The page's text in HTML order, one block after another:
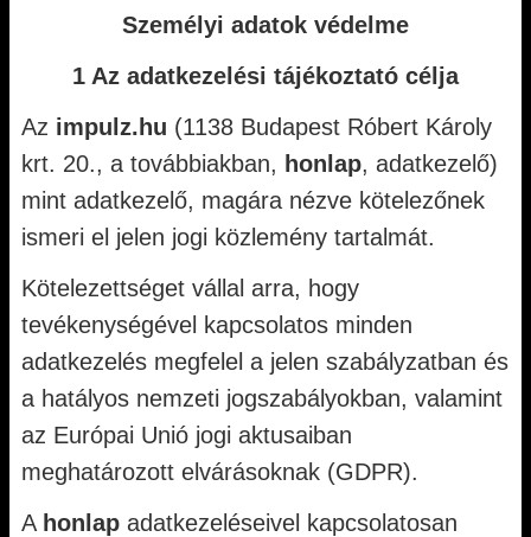
Személyi adatok védelme
1 Az adatkezelési tájékoztató célja
Az impulz.hu (1138 Budapest Róbert Károly
krt. 20., a továbbiakban, honlap, adatkezelő)
mint adatkezelő, magára nézve kötelezőnek
ismeri el jelen jogi közlemény tartalmát.
Kötelezettséget vállal arra, hogy
tevékenységével kapcsolatos minden
adatkezelés megfelel a jelen szabályzatban és
a hatályos nemzeti jogszabályokban, valamint
az Európai Unió jogi aktusaiban
meghatározott elvárásoknak (GDPR).
A honlap adatkezeléseivel kapcsolatosan